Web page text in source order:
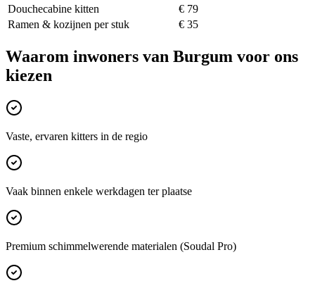
Douchecabine kitten
€ 79
Ramen & kozijnen per stuk
€ 35
Waarom inwoners van Burgum voor ons
kiezen
Vaste, ervaren kitters in de regio
Vaak binnen enkele werkdagen ter plaatse
Premium schimmelwerende materialen (Soudal Pro)